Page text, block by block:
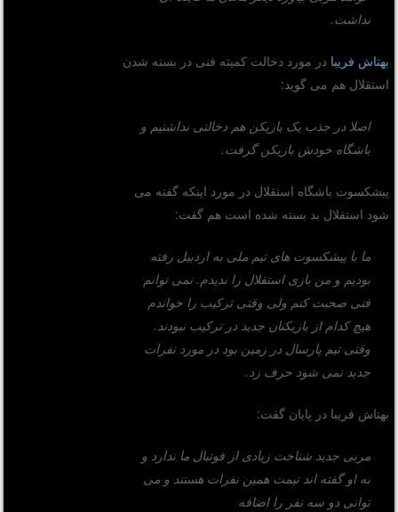
نداشت.
بهتاش فریبادر مورد دخالت کمیته فنی در بسته شدن
استقلال هم می گوید:
اصلا در جذب یک بازیکن هم دخالتی نداشتیم و
باشگاه خودش بازیکن گرفت.
پیشکسوت باشگاه استقلال در مورد اینکه گفته می
شود استقلال بد بسته شده است هم گفت:
ما با پیشکسوت های تیم ملی به اردبیل رفته
بودیم و من بازی استقلال را ندیدم. نمی توانم
فنی صحبت کنم ولی وقتی ترکیب را خواندم
هیچ کدام از بازیکنان جدید در ترکیب نبودند.
وقتی تیم پارسال در زمین بود در مورد نفرات
جدید نمی شود حرف زد.
بهتاش فریبا در پایان گفت:
مربی جدید شناخت زیادی از فوتبال ما ندارد و
به او گفته اند تیمت همین نفرات هستند و می
توانی دو سه نفر را اضافه